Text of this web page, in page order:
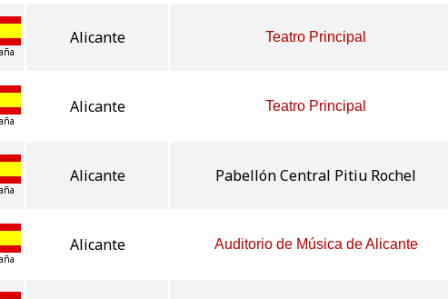
Alicante Teatro Principal
Alicante Teatro Principal
Alicante Pabellón Central Pitiu Rochel
Alicante Auditorio de Música de Alicante